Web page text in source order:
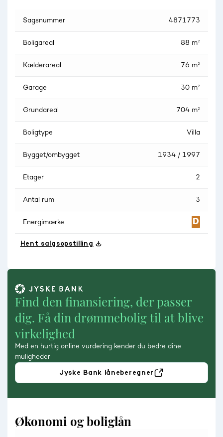
Sagsnummer 4871773
Boligareal 88 m²
Kælderareal 76 m²
Garage 30 m²
Grundareal 704 m²
Boligtype Villa
Bygget/ombygget 1934 / 1997
Etager 2
Antal rum 3
Energimærke
Hent salgsopstilling
Find den finansiering, der passer
dig. Få din drømmebolig til at blive
virkelighed
Med en hurtig online vurdering kender du bedre dine
muligheder
Jyske Bank låneberegner
Økonomi og boliglån